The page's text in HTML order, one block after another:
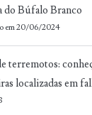
do Búfalo Branco
em 20/06/2024
terremotos:
localizadas em